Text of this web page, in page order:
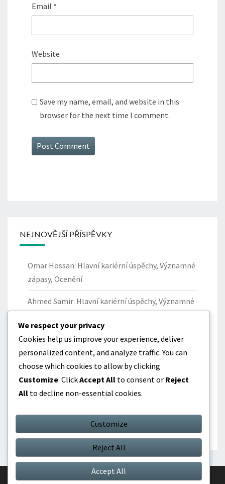
Email *
Website
Save my name, email, and website in this
browser for the next time I comment.
NEJNOVĚJŠÍ PŘÍSPĚVKY
Omar Hossan: Hlavní kariérní úspěchy, Významné
zápasy, Ocenění
Ahmed Samir: Hlavní kariérní úspěchy, Významné
Yazan Al-Naimat: Příspěvky k národnímu týmu
Jordánska, Klíčové zápasy, Statistika
Omar Hossan: Mezinárodní vystoupení,
Významné zápasy, Dopad
Jordánska, Klíčové výkony, Statistika
© 2026|Proudly Powered byWordPress |Theme:Nisarg
We respect your privacy
Cookies help us improve your experience, deliver
personalized content, and analyze traffic. You can
choose which cookies to allow by clicking
Customize. ClickAccept All to consent or Reject
All to decline non-essential cookies.
Customize
Reject All
Accept All